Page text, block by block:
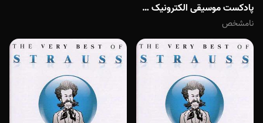
پادکست موسیقی الکترونیک سرناد 005 کارآفرینی با نسل دوم تجارت الکترونیک به همراه بابک مقدم بنیانگذار استارت...
نامشخص